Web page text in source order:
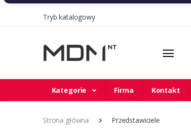
Tryb katalogowy
Kategorie Firma Kontakt
Strona główna Przedstawiciele